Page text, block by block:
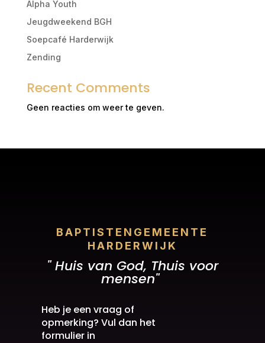
Alpha Youth
Jeugdweekend BGH
Soepcafé Harderwijk
Zending
Recent Comments
Geen reacties om weer te geven.
BAPTISTENGEMEENTE
HARDERWIJK
" Huis van God, Thuis voor
mensen"
Heb je een vraag of
opmerking? Vul dan het
formulier in